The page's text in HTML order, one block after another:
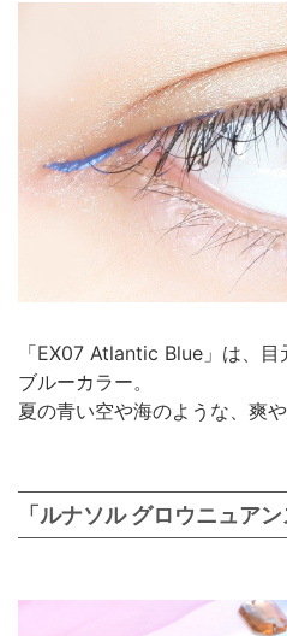
「EX07 Atlantic Blue」は、
ブルーカラー。
夏の青い空や海のような、爽
「ルナソル グロウニュア